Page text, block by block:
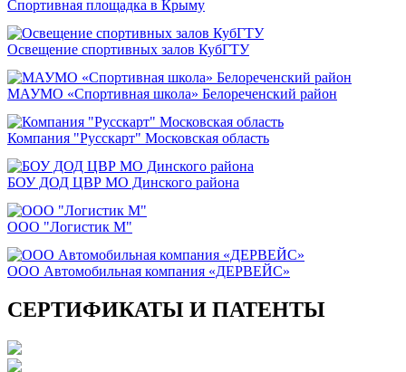
Спортивная площадка в Крыму
Освещение спортивных залов КубГТУ
МАУМО «Спортивная школа» Белореченский район
Компания "Русскарт" Московская область
БОУ ДОД ЦВР МО Динского района
ООО "Логистик М"
ООО Автомобильная компания «ДЕРВЕЙС»
СЕРТИФИКАТЫ И ПАТЕНТЫ